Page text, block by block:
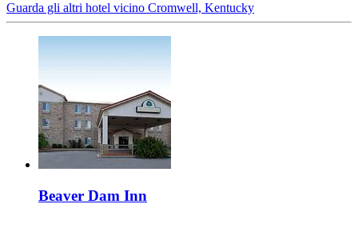
Guarda gli altri hotel vicino Cromwell, Kentucky
Beaver Dam Inn